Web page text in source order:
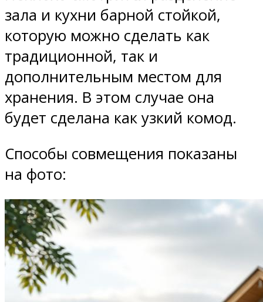
зала и кухни барной стойкой,
которую можно сделать как
традиционной, так и
дополнительным местом для
хранения. В этом случае она
будет сделана как узкий комод.
Способы совмещения показаны
на фото: